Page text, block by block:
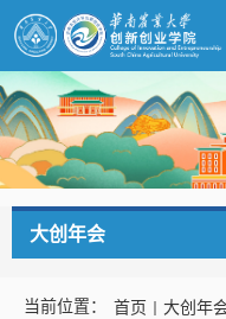
大创年会
当前位置： 首页 大创年